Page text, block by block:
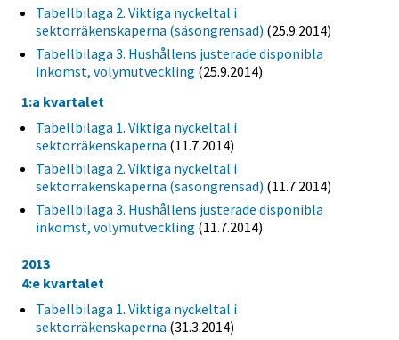
Tabellbilaga 2. Viktiga nyckeltal i
sektorräkenskaperna (säsongrensad) (25.9.2014)
Tabellbilaga 3. Hushållens justerade disponibla
inkomst, volymutveckling (25.9.2014)
1:a kvartalet
Tabellbilaga 1. Viktiga nyckeltal i
sektorräkenskaperna (11.7.2014)
Tabellbilaga 2. Viktiga nyckeltal i
sektorräkenskaperna (säsongrensad) (11.7.2014)
Tabellbilaga 3. Hushållens justerade disponibla
inkomst, volymutveckling (11.7.2014)
2013
4:e kvartalet
Tabellbilaga 1. Viktiga nyckeltal i
sektorräkenskaperna (31.3.2014)